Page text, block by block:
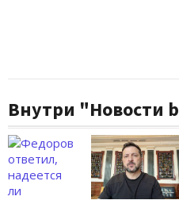
Внутри "Новости